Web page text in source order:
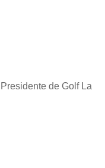
de Golf La